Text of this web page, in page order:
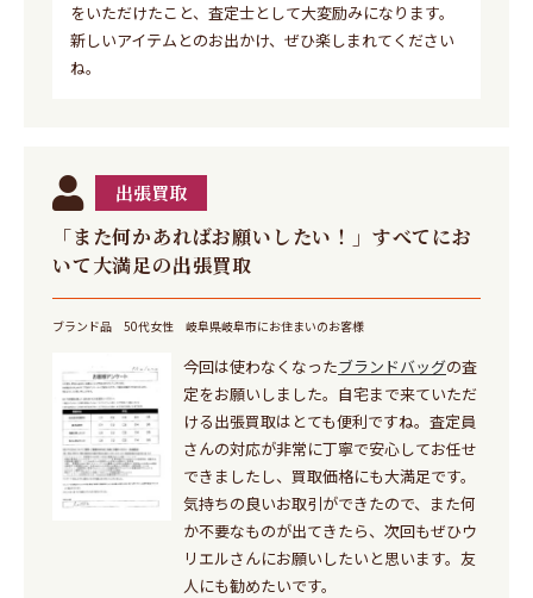
をいただけたこと、査定士として大変励みになります。
新しいアイテムとのお出かけ、ぜひ楽しまれてください
ね。
「また何かあればお願いしたい！」すべてにお
いて大満足の出張買取
出張買取
ブランド品 50代女性 岐阜県岐阜市にお住まいのお客様
今回は使わなくなったブランドバッグの査
定をお願いしました。自宅まで来ていただ
ける出張買取はとても便利ですね。査定員
さんの対応が非常に丁寧で安心してお任せ
できましたし、買取価格にも大満足です。
気持ちの良いお取引ができたので、また何
か不要なものが出てきたら、次回もぜひウ
リエルさんにお願いしたいと思います。友
人にも勧めたいです。